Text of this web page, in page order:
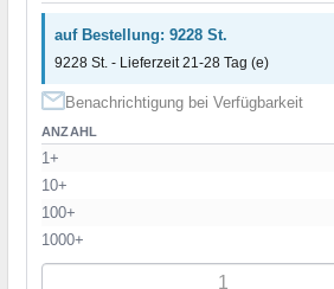
auf Bestellung: 9228 St.
9228 St. - Lieferzeit 21-28 Tag (e)
Benachrichtigung bei Verfügbarkeit
ANZAHL
1+
10+
100+
1000+